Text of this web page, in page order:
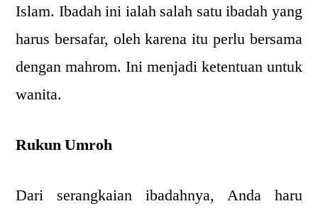
Islam. Ibadah ini ialah salah satu ibadah yang
harus bersafar, oleh karena itu perlu bersama
dengan mahrom. Ini menjadi ketentuan untuk
wanita.
Rukun Umroh
Dari serangkaian ibadahnya, Anda haru